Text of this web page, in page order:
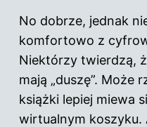
No dobrze, jednak
komfortowo z
Niektórzy twierdzą,
mają „duszę”. Może
książki lepiej miewa
wirtualnym koszyku.